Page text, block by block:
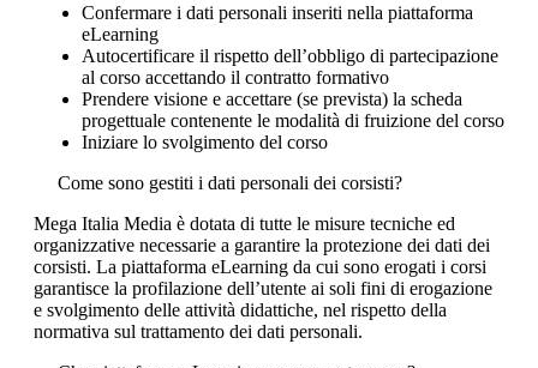
Confermare i dati personali inseriti nella piattaforma
eLearning
Autocertificare il rispetto dell’obbligo di partecipazione
al corso accettando il contratto formativo
Prendere visione e accettare (se prevista) la scheda
progettuale contenente le modalità di fruizione del corso
Iniziare lo svolgimento del corso
Come sono gestiti i dati personali dei corsisti?
Mega Italia Media è dotata di tutte le misure tecniche ed
organizzative necessarie a garantire la protezione dei dati dei
corsisti. La piattaforma eLearning da cui sono erogati i corsi
garantisce la profilazione dell’utente ai soli fini di erogazione
e svolgimento delle attività didattiche, nel rispetto della
normativa sul trattamento dei dati personali.